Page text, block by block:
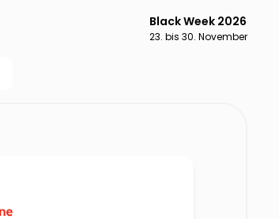
Black Week 2026
23. bis 30. November